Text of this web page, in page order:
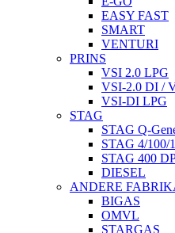
EASY FAST
SMART
VENTURI
PRINS
VSI 2.0 LPG
VSI-2.0 DI /
VSI-DI LPG
STAG
STAG Q-
STAG 4/100/
STAG 400
DIESEL
ANDERE
BIGAS
OMVL
STARGAS